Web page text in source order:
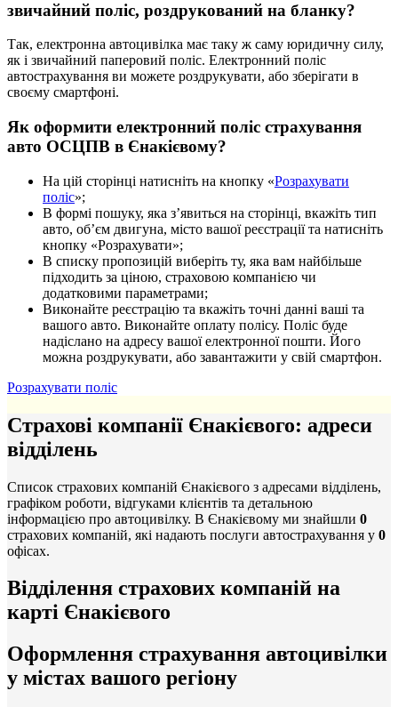
звичайний поліс, роздрукований на бланку?
Так, електронна автоцивілка має таку ж саму юридичну силу,
як і звичайний паперовий поліс. Електронний поліс
автострахування ви можете роздрукувати, або зберігати в
своєму смартфоні.
Як оформити електронний поліс страхування
авто ОСЦПВ в Єнакієвому?
На цій сторінці натисніть на кнопку «Розрахувати
поліс»;
В формі пошуку, яка з’явиться на сторінці, вкажіть тип
авто, об’єм двигуна, місто вашої реєстрації та натисніть
кнопку «Розрахувати»;
В списку пропозицій виберіть ту, яка вам найбільше
підходить за ціною, страховою компанією чи
додатковими параметрами;
Виконайте реєстрацію та вкажіть точні данні ваші та
вашого авто. Виконайте оплату полісу. Поліс буде
надіслано на адресу вашої електронної пошти. Його
можна роздрукувати, або завантажити у свій смартфон.
Розрахувати поліс
Страхові компанії Єнакієвого: адреси
відділень
Список страхових компаній Єнакієвого з адресами відділень,
графіком роботи, відгуками клієнтів та детальною
інформацією про автоцивілку. В Єнакієвому ми знайшли 0
страхових компаній, які надають послуги автострахування у 0
офісах.
Відділення страхових компаній на
карті Єнакієвого
Оформлення страхування автоцивілки
у містах вашого регіону